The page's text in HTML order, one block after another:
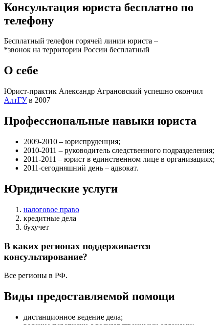
Консультация юриста бесплатно по
телефону
Бесплатный телефон горячей линии юриста –
*звонок на территории России бесплатный
О себе
Юрист-практик Александр Аграновский успешно окончил
АлтГУв 2007
Профессиональные навыки юриста
2009-2010 – юриспруденция;
2010-2011 – руководитель следственного подразделения;
2011-2011 – юрист в единственном лице в организациях;
2011-сегодняшний день – адвокат.
Юридические услуги
налоговое право
кредитные дела
бухучет
В каких регионах поддерживается
консультирование?
Все регионы в РФ.
Виды предоставляемой помощи
дистанционное ведение дела;